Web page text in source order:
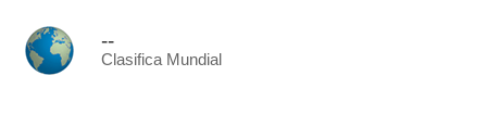
--
Clasifica Mundial